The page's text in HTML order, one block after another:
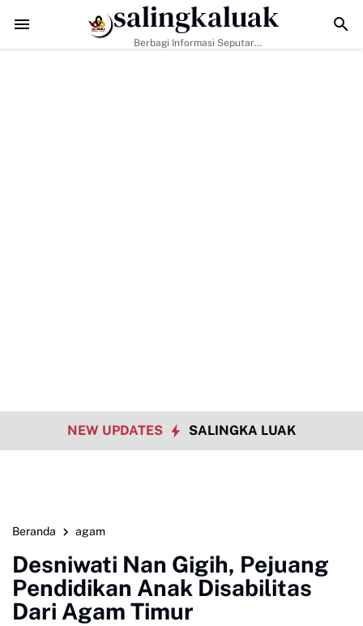
ke-129 Tak Hanya Bangun Jalan, Bekali Warga Buluh Kasok
salingkaluak
Berbagi Informasi Seputar
NEW UPDATES SALINGKA LUAK
Beranda agam
Desniwati Nan Gigih, Pejuang
Pendidikan Anak Disabilitas
Dari Agam Timur